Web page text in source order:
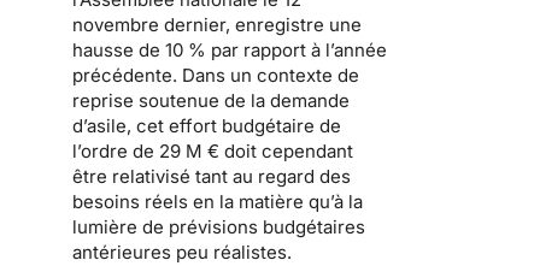
novembre dernier, enregistre une
hausse de 10 % par rapport à l’année
précédente. Dans un contexte de
reprise soutenue de la demande
d’asile, cet effort budgétaire de
l’ordre de 29 M € doit cependant
être relativisé tant au regard des
besoins réels en la matière qu’à la
lumière de prévisions budgétaires
antérieures peu réalistes.